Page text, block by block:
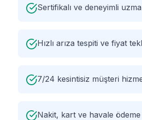
Sertifikalı ve deneyimli
Hızlı arıza tespiti ve fiyat
7/24 kesintisiz müşteri
Nakit, kart ve havale